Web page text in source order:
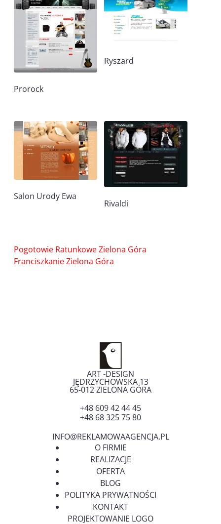
Prorock
Ryszard
Salon Urody Ewa
Rivaldi
Nawigacja
wpisu
Pogotowie Ratunkowe Zielona Góra
Franciszkanie Zielona Góra
ART -DESIGN
JĘDRZYCHOWSKA 13
65-012ZIELONA GÓRA
+48 609 42 44 45
+48 68 325 75 80
INFO@REKLAMOWAAGENCJA.PL
O FIRMIE
REALIZACJE
OFERTA
BLOG
POLITYKA PRYWATNOŚCI
KONTAKT
PROJEKTOWANIE LOGO